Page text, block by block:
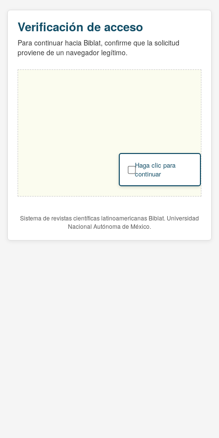
Verificación de acceso
Para continuar hacia Biblat, confirme que la solicitud
proviene de un navegador legítimo.
Haga clic para
continuar
Sistema de revistas científicas latinoamericanas Biblat. Universidad
Nacional Autónoma de México.